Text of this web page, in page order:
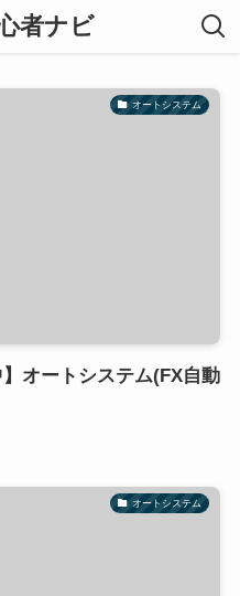
者ナビ
オートシステム
オートシステム(FX自動
オートシステム